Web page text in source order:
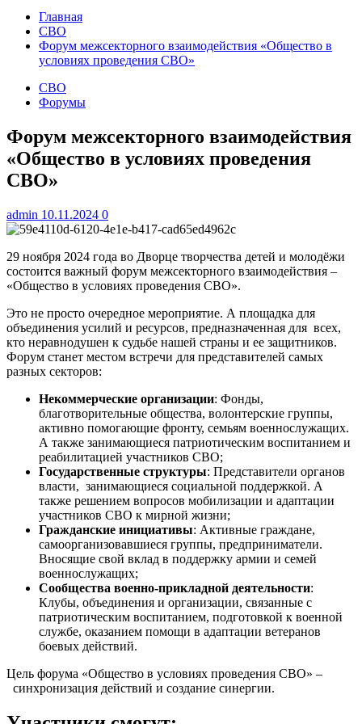
Главная
СВО
Форум межсекторного взаимодействия «Общество в
условиях проведения СВО»
СВО
Форумы
Форум межсекторного взаимодействия
«Общество в условиях проведения
СВО»
admin 10.11.2024 0
29 ноября 2024 года во Дворце творчества детей и молодёжи
состоится важный форум межсекторного взаимодействия –
«Общество в условиях проведения СВО».
Это не просто очередное мероприятие. А площадка для
объединения усилий и ресурсов, предназначенная для всех,
кто неравнодушен к судьбе нашей страны и ее защитников.
Форум станет местом встречи для представителей самых
разных секторов:
Некоммерческие организации: Фонды,
благотворительные общества, волонтерские группы,
активно помогающие фронту, семьям военнослужащих.
А также занимающиеся патриотическим воспитанием и
реабилитацией участников СВО;
Государственные структуры: Представители органов
власти, занимающиеся социальной поддержкой. А
также решением вопросов мобилизации и адаптации
участников СВО к мирной жизни;
Гражданские инициативы: Активные граждане,
самоорганизовавшиеся группы, предприниматели.
Вносящие свой вклад в поддержку армии и семей
военнослужащих;
Сообщества военно-прикладной деятельности:
Клубы, объединения и организации, связанные с
патриотическим воспитанием, подготовкой к военной
службе, оказанием помощи в адаптации ветеранов
боевых действий.
Цель форума «Общество в условиях проведения СВО» –
синхронизация действий и создание синергии.